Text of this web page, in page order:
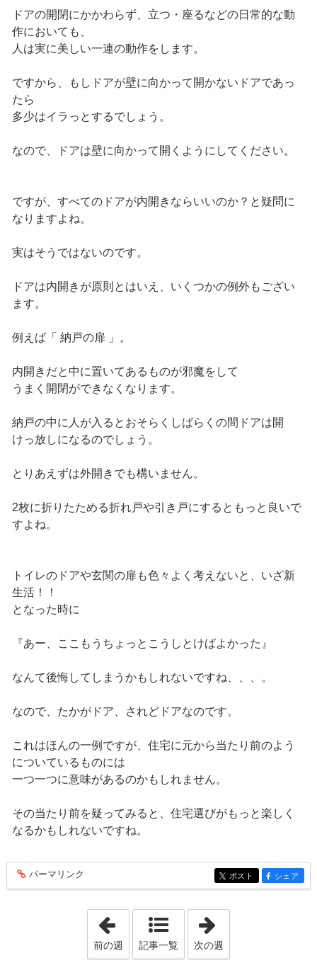
ドアの開閉にかかわらず、立つ・座るなどの日常的な動
作においても、
人は実に美しい一連の動作をします。
ですから、もしドアが壁に向かって開かないドアであっ
たら
多少はイラっとするでしょう。
なので、ドアは壁に向かって開くようにしてください。
ですが、すべてのドアが内開きならいいのか？と疑問に
なりますよね。
実はそうではないのです。
ドアは内開きが原則とはいえ、いくつかの例外もござい
ます。
例えば「 納戸の扉 」。
内開きだと中に置いてあるものが邪魔をして
うまく開閉ができなくなります。
納戸の中に人が入るとおそらくしばらくの間ドアは開
けっ放しになるのでしょう。
とりあえずは外開きでも構いません。
2枚に折りたためる折れ戸や引き戸にするともっと良いで
すよね。
トイレのドアや玄関の扉も色々よく考えないと、いざ新
生活！！
となった時に
『あー、ここもうちょっとこうしとけばよかった』
なんて後悔してしまうかもしれないですね、、、。
なので、たかがドア、されどドアなのです。
これはほんの一例ですが、住宅に元から当たり前のよう
についているものには
一つ一つに意味があるのかもしれません。
その当たり前を疑ってみると、住宅選びがもっと楽しく
なるかもしれないですね。
entry170
パーマリンク entry170
ポスト entry170
シェア
「2022年8月14日 - 2022年8月20日」
前の週 記事一覧 次の週